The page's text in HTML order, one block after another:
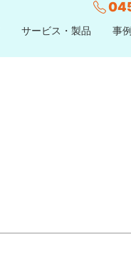
サービス・製品 事例